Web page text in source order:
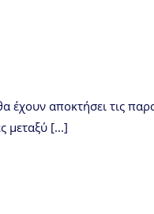
αποκτήσει τις
μεταξύ [...]